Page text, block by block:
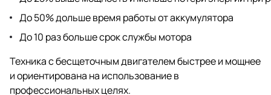
До 50% дольше время работы от аккумулятора
До 10 раз больше срок службы мотора
Техника с бесщеточным двигателем быстрее и мощнее
и ориентирована на использование в
профессиональных целях.